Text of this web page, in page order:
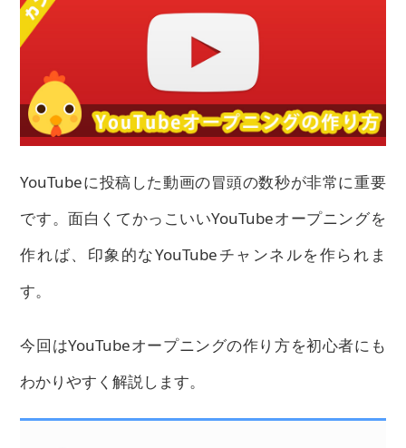
YouTubeに投稿した動画の冒頭の数秒が非常に重要
です。面白くてかっこいいYouTubeオープニングを
作れば、印象的なYouTubeチャンネルを作られま
す。
今回はYouTubeオープニングの作り方を初心者にも
わかりやすく解説します。